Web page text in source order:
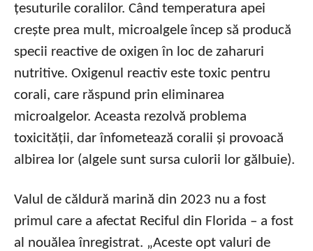
țesuturile coralilor. Când temperatura apei
crește prea mult, microalgele încep să producă
specii reactive de oxigen în loc de zaharuri
nutritive. Oxigenul reactiv este toxic pentru
corali, care răspund prin eliminarea
microalgelor. Aceasta rezolvă problema
toxicității, dar înfometează coralii și provoacă
albirea lor (algele sunt sursa culorii lor gălbuie).
Valul de căldură marină din 2023 nu a fost
primul care a afectat Reciful din Florida – a fost
al nouălea înregistrat. „Aceste opt valuri de